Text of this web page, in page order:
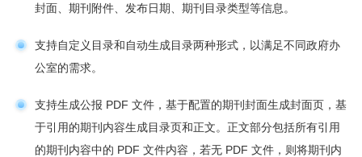
封面、期刊附件、发布日期、期刊目录类型等信息。
支持自定义目录和自动生成目录两种形式，以满足不同政府办
公室的需求。
支持生成公报 PDF 文件，基于配置的期刊封面生成封面页，基
于引用的期刊内容生成目录页和正文。正文部分包括所有引用
的期刊内容中的 PDF 文件内容，若无 PDF 文件，则将期刊内